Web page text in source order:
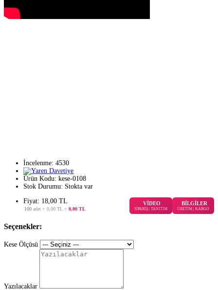
İncelenme: 4530
Ürün Kodu: kese-0108
Stok Durumu: Stokta var
Fiyat: 18,00 TL
100 adet × 0,00 TL = 0,00 TL
VİDEO
SİPARİŞ | TANITIM
BİLGİLER
ÜRETİM | KARGO
Seçenekler:
Kese Ölçüsü
Yazılacaklar